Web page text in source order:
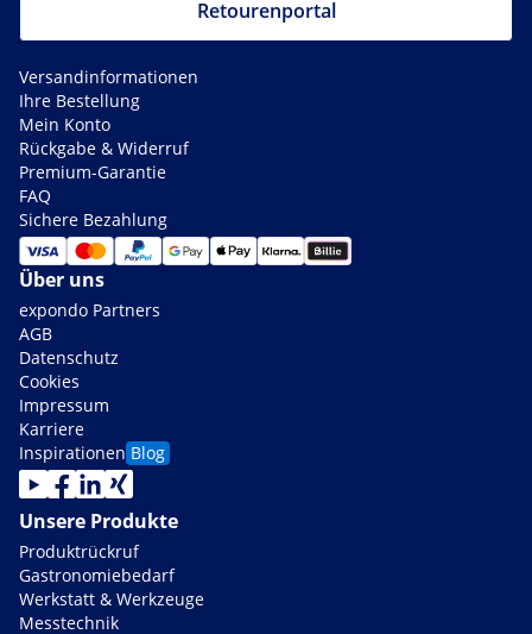
Retourenportal
Versandinformationen
Ihre Bestellung
Mein Konto
Rückgabe & Widerruf
Premium-Garantie
FAQ
Sichere Bezahlung
Über uns
expondo Partners
AGB
Datenschutz
Cookies
Impressum
Karriere
Inspirationen Blog
Unsere Produkte
Produktrückruf
Gastronomiebedarf
Werkstatt & Werkzeuge
Messtechnik